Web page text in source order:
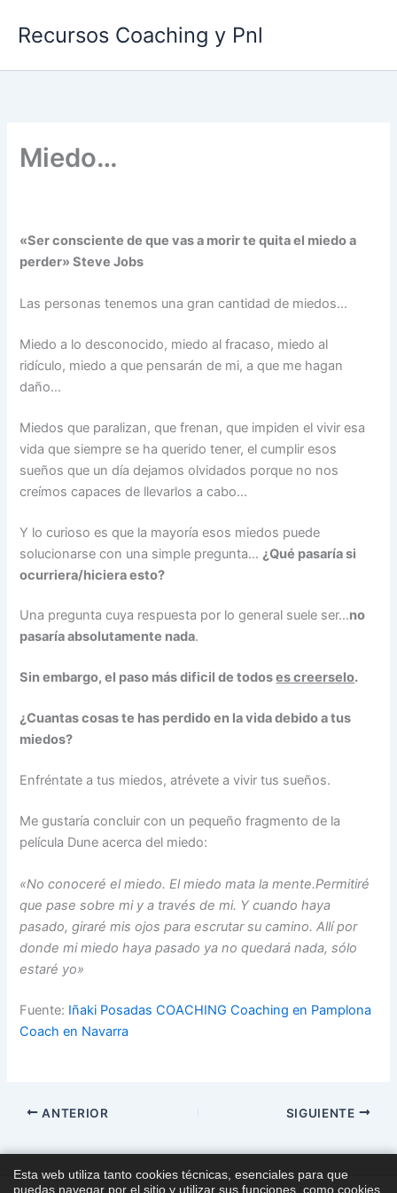
Recursos Coaching y Pnl
Miedo…
«Ser consciente de que vas a morir te quita el miedo a
perder» Steve Jobs
Las personas tenemos una gran cantidad de miedos…
Miedo a lo desconocido, miedo al fracaso, miedo al
ridículo, miedo a que pensarán de mi, a que me hagan
daño…
Miedos que paralizan, que frenan, que impiden el vivir esa
vida que siempre se ha querido tener, el cumplir esos
sueños que un día dejamos olvidados porque no nos
creímos capaces de llevarlos a cabo…
Y lo curioso es que la mayoría esos miedos puede
solucionarse con una simple pregunta… ¿Qué pasaría si
ocurriera/hiciera esto?
Una pregunta cuya respuesta por lo general suele ser…no
pasaría absolutamente nada.
Sin embargo, el paso más dificil de todoses creerselo.
¿Cuantas cosas te has perdido en la vida debido a tus
miedos?
Enfréntate a tus miedos, atrévete a vivir tus sueños.
Me gustaría concluir con un pequeño fragmento de la
película Dune acerca del miedo:
«No conoceré el miedo. El miedo mata la mente.Permitiré
que pase sobre mi y a través de mi. Y cuando haya
pasado, giraré mis ojos para escrutar su camino. Allí por
donde mi miedo haya pasado ya no quedará nada, sólo
estaré yo»
Fuente: Iñaki Posadas COACHING Coaching en Pamplona
Coach en Navarra
ANTERIOR SIGUIENTE
Esta web utiliza tanto cookies técnicas, esenciales para que
puedas navegar por el sitio y utilizar sus funciones, como cookies